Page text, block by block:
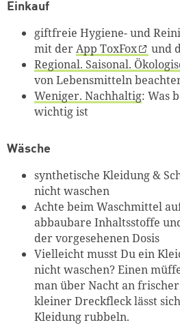
Einkauf
giftfreie Hygiene- und
mit derApp ToxFox und
Regional. Saisonal.
von Lebensmitteln
Weniger. Nachhaltig: Was
wichtig ist
Wäsche
synthetische Kleidung &
nicht waschen
Achte beim Waschmittel
abbaubare Inhaltsstoffe
der vorgesehenen Dosis
Vielleicht musst Du ein
nicht waschen? Einen
man über Nacht an
kleiner Dreckfleck lässt
Kleidung rubbeln.